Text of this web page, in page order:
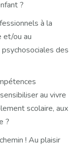
?
à la
et/ou au
des
au vivre
scolaire, aux
?
! Au plaisir